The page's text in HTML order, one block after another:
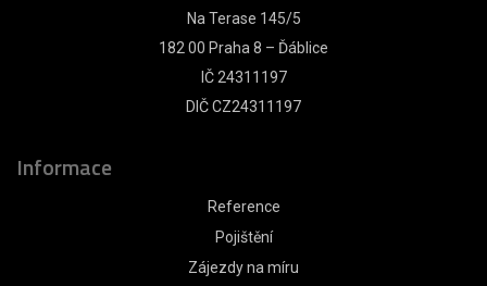
Na Terase 145/5
182 00 Praha 8 – Ďáblice
IČ 24311197
DIČ CZ24311197
Informace
Reference
Pojištění
Zájezdy na míru